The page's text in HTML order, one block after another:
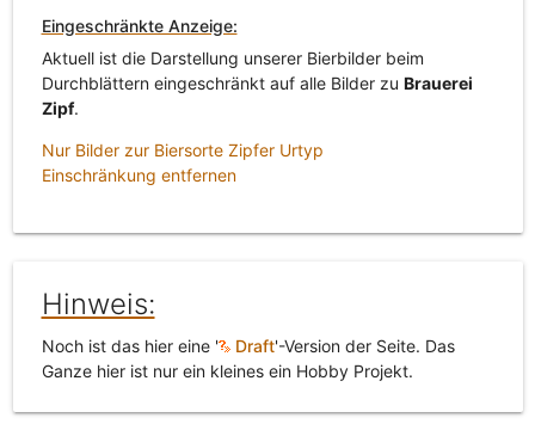
Eingeschränkte Anzeige:
Aktuell ist die Darstellung unserer Bierbilder beim
Durchblättern eingeschränkt auf alle Bilder zu Brauerei
Zipf.
Nur Bilder zur Biersorte Zipfer Urtyp
Einschränkung entfernen
Hinweis:
Noch ist das hier eine ' Draft'-Version der Seite. Das
Ganze hier ist nur ein kleines ein Hobby Projekt.